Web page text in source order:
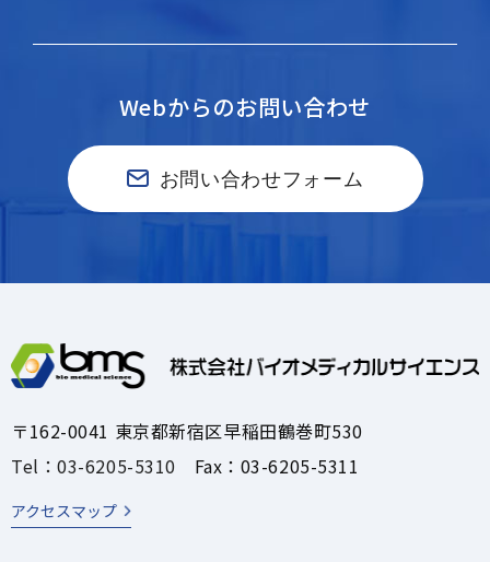
Webからのお問い合わせ
お問い合わせフォーム
〒162-0041 東京都新宿区早稲田鶴巻町530
Tel：03-6205-5310 Fax：03-6205-5311
アクセスマップ